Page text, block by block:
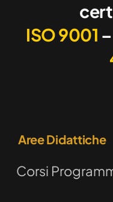
ISO 9001 –
Aree Didattiche
Corsi